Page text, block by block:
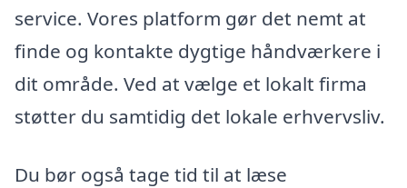
service. Vores platform gør det nemt at
finde og kontakte dygtige håndværkere i
dit område. Ved at vælge et lokalt firma
støtter du samtidig det lokale erhvervsliv.
Du bør også tage tid til at læse